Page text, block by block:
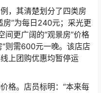
，其清楚划分了四类房
房”为每日240元；采光更
间更广阔的“观景房”价格
则需600元一晚。该店店
上团购优惠均暂停运
格。店员标明：“本来每